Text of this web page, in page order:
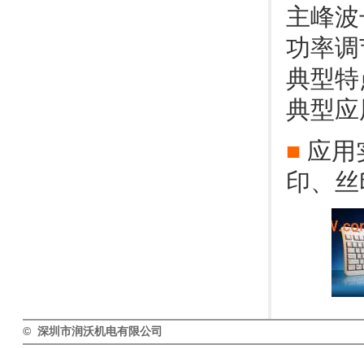
主峰
功率
典型
典型
■ 应用
印、
© 深圳市润沃机电有限公司